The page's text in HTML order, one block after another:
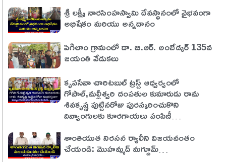
శ్రీ లక్ష్మీ నారసింహస్వామి దేవస్థానంలో వైభవంగా
అభిషేకం మరియు అన్నదానం
పిగిలాం గ్రామంలో డా. బి.ఆర్. అంబేడ్కర్ 135వ
జయంతి వేడుకలు
కృపసేవా చారిటబుల్ ట్రస్ట్ ఆధ్వర్యంలో
గోపాల్,మల్లీశ్వరి దంపతుల కుమారుడు రామ
శివకృష్ణ పుట్టినరోజు పురస్కరించుకొని
దివ్యాంగులకు కూరగాయలు పంపిణీ…
శాంతియుత నిరసన ర్యాలీని విజయవంతం
చేయండి: మొహమ్మద్ మగ్దూమ్…